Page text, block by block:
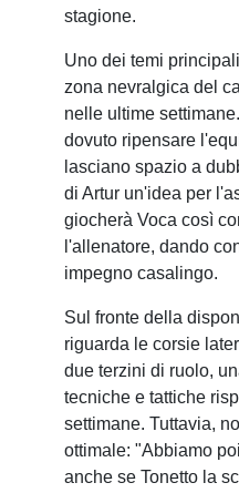
stagione.
Uno dei temi
zona nevralgica del
nelle ultime
dovuto ripensare
lasciano spazio a
di Artur un'idea per
giocherà Voca così
l'allenatore, dando
impegno casalingo.
Sul fronte della
riguarda le corsie
due terzini di ruolo,
tecniche e tattiche
settimane. Tuttavia,
ottimale: "Abbiamo
anche se Tonetto la